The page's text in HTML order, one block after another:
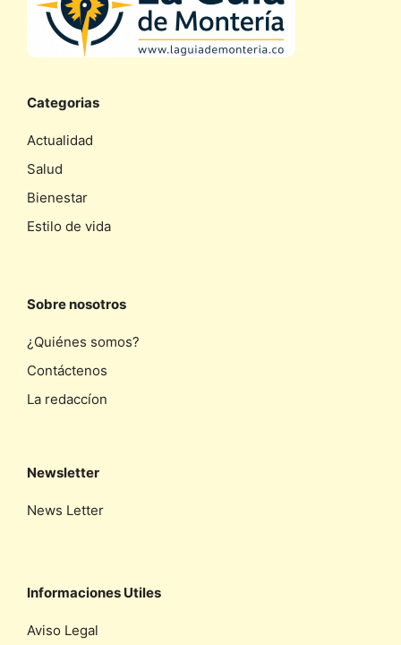
Categorias
Actualidad
Salud
Bienestar
Estilo de vida
Sobre nosotros
¿Quiénes somos?
Contáctenos
La redaccíon
Newsletter
News Letter
Informaciones Utiles
Aviso Legal